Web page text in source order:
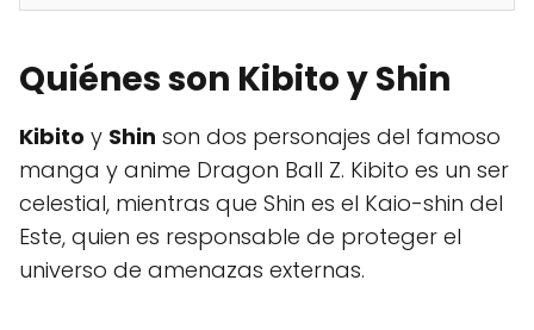
Quiénes son Kibito y Shin
Kibito y Shin son dos personajes del famoso
manga y anime Dragon Ball Z. Kibito es un ser
celestial, mientras que Shin es el Kaio-shin del
Este, quien es responsable de proteger el
universo de amenazas externas.